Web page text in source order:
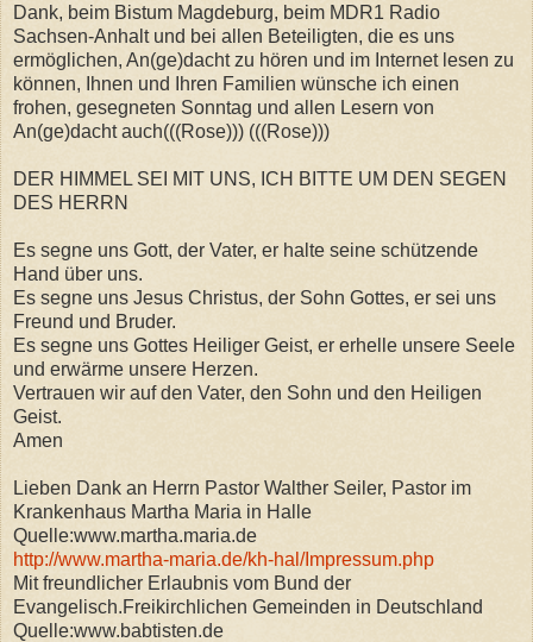
Dank, beim Bistum Magdeburg, beim MDR1 Radio
Sachsen-Anhalt und bei allen Beteiligten, die es uns
ermöglichen, An(ge)dacht zu hören und im Internet lesen zu
können, Ihnen und Ihren Familien wünsche ich einen
frohen, gesegneten Sonntag und allen Lesern von
An(ge)dacht auch(((Rose))) (((Rose)))
DER HIMMEL SEI MIT UNS, ICH BITTE UM DEN SEGEN
DES HERRN
Es segne uns Gott, der Vater, er halte seine schützende
Hand über uns.
Es segne uns Jesus Christus, der Sohn Gottes, er sei uns
Freund und Bruder.
Es segne uns Gottes Heiliger Geist, er erhelle unsere Seele
und erwärme unsere Herzen.
Vertrauen wir auf den Vater, den Sohn und den Heiligen
Geist.
Amen
Lieben Dank an Herrn Pastor Walther Seiler, Pastor im
Krankenhaus Martha Maria in Halle
Quelle:www.martha.maria.de
http://www.martha-maria.de/kh-hal/Impressum.php
Mit freundlicher Erlaubnis vom Bund der
Evangelisch.Freikirchlichen Gemeinden in Deutschland
Quelle:www.babtisten.de